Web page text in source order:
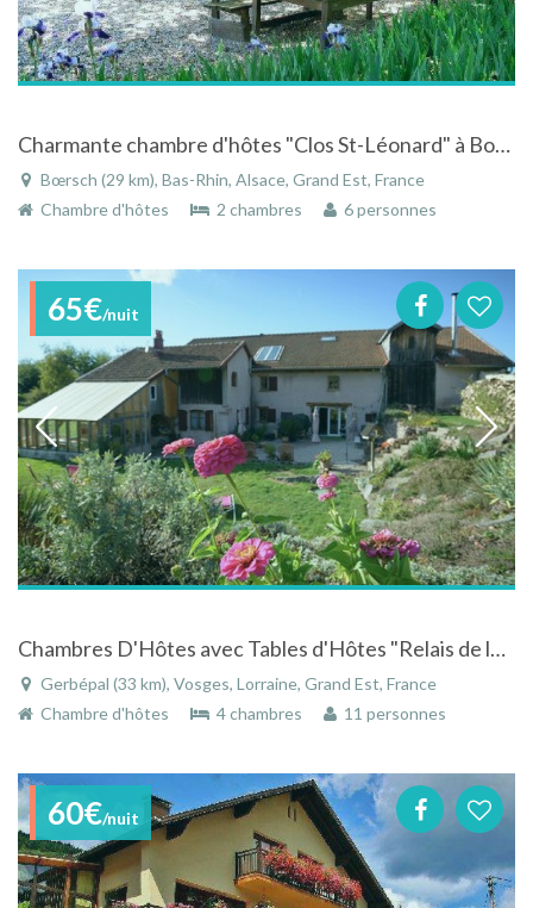
Charmante chambre d'hôtes "Clos St-Léonard" à Boersch en Alsace
Bœrsch (29 km), Bas-Rhin, Alsace, Grand Est, France
Chambre d'hôtes
2 chambres 6 personnes
65€/nuit
Chambres D'Hôtes avec Tables d'Hôtes "Relais de le Poste " 3 Epis
Gerbépal (33 km), Vosges, Lorraine, Grand Est, France
Chambre d'hôtes
4 chambres 11 personnes
60€/nuit